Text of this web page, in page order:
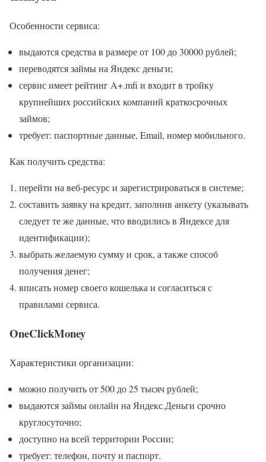
Особенности сервиса:
выдаются средства в размере от 100 до 30000 рублей;
переводятся займы на Яндекс деньги;
сервис имеет рейтинг A+.mfi и входит в тройку
крупнейших российских компаний краткосрочных
займов;
требует: паспортные данные, Email, номер мобильного.
Как получить средства:
перейти на веб-ресурс и зарегистрироваться в системе;
составить заявку на кредит, заполнив анкету (указывать
следует те же данные, что вводились в Яндексе для
идентификации);
выбрать желаемую сумму и срок, а также способ
получения денег;
вписать номер своего кошелька и согласиться с
правилами сервиса.
OneClickMoney
Характеристики организации:
можно получить от 500 до 25 тысяч рублей;
выдаются займы онлайн на Яндекс.Деньги срочно
круглосуточно;
доступно на всей территории России;
требует: телефон, почту и паспорт.